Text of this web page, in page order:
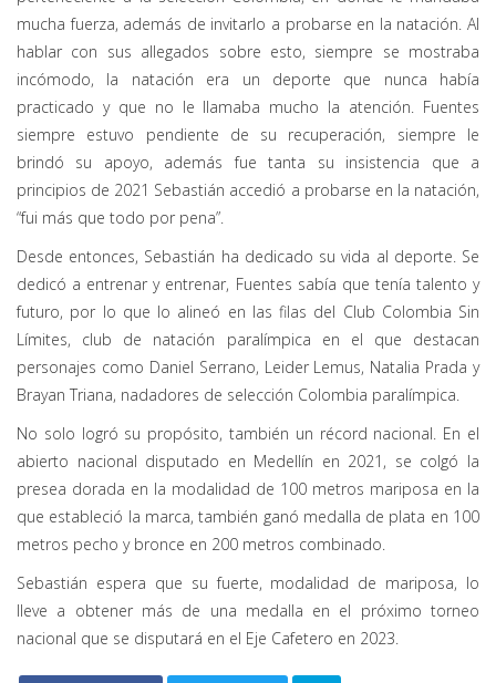
mucha fuerza, además de invitarlo a probarse en la natación. Al
hablar con sus allegados sobre esto, siempre se mostraba
incómodo, la natación era un deporte que nunca había
practicado y que no le llamaba mucho la atención. Fuentes
siempre estuvo pendiente de su recuperación, siempre le
brindó su apoyo, además fue tanta su insistencia que a
principios de 2021 Sebastián accedió a probarse en la natación,
“fui más que todo por pena”.
Desde entonces, Sebastián ha dedicado su vida al deporte. Se
dedicó a entrenar y entrenar, Fuentes sabía que tenía talento y
futuro, por lo que lo alineó en las filas del Club Colombia Sin
Límites, club de natación paralímpica en el que destacan
personajes como Daniel Serrano, Leider Lemus, Natalia Prada y
Brayan Triana, nadadores de selección Colombia paralímpica.
No solo logró su propósito, también un récord nacional. En el
abierto nacional disputado en Medellín en 2021, se colgó la
presea dorada en la modalidad de 100 metros mariposa en la
que estableció la marca, también ganó medalla de plata en 100
metros pecho y bronce en 200 metros combinado.
Sebastián espera que su fuerte, modalidad de mariposa, lo
lleve a obtener más de una medalla en el próximo torneo
nacional que se disputará en el Eje Cafetero en 2023.